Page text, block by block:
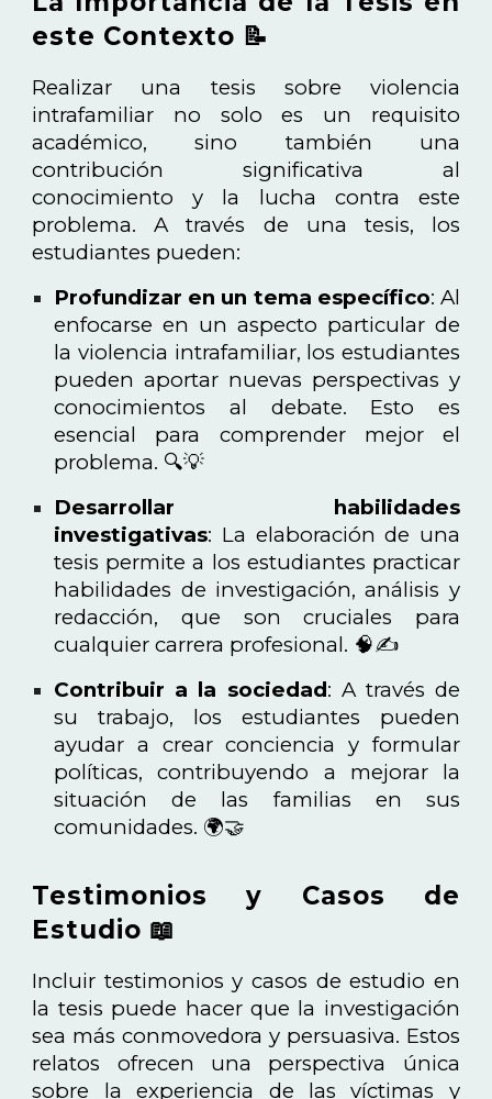
este Contexto 📝
Realizar una tesis sobre violencia
intrafamiliar no solo es un requisito
académico, sino también una
contribución significativa al
conocimiento y la lucha contra este
problema. A través de una tesis, los
estudiantes pueden:
Profundizar en un tema específico: Al
enfocarse en un aspecto particular de
la violencia intrafamiliar, los estudiantes
pueden aportar nuevas perspectivas y
conocimientos al debate. Esto es
esencial para comprender mejor el
problema. 🔍💡
Desarrollar habilidades
investigativas: La elaboración de una
tesis permite a los estudiantes practicar
habilidades de investigación, análisis y
redacción, que son cruciales para
cualquier carrera profesional. 🧠✍️
Contribuir a la sociedad: A través de
su trabajo, los estudiantes pueden
ayudar a crear conciencia y formular
políticas, contribuyendo a mejorar la
situación de las familias en sus
comunidades. 🌍🤝
Testimonios y Casos de
Estudio 📖
Incluir testimonios y casos de estudio en
la tesis puede hacer que la investigación
sea más conmovedora y persuasiva. Estos
relatos ofrecen una perspectiva única
sobre la experiencia de las víctimas y